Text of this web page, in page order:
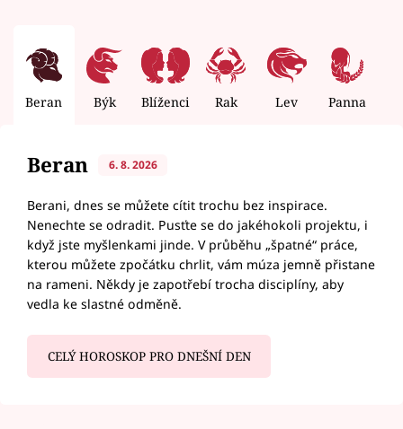
Beran Býk Blíženci Rak Lev Panna
Beran 6. 8. 2026
Berani, dnes se můžete cítit trochu bez inspirace.
Nenechte se odradit. Pusťte se do jakéhokoli projektu, i
když jste myšlenkami jinde. V průběhu „špatné“ práce,
kterou můžete zpočátku chrlit, vám múza jemně přistane
na rameni. Někdy je zapotřebí trocha disciplíny, aby
vedla ke slastné odměně.
CELÝ HOROSKOP PRO DNEŠNÍ DEN